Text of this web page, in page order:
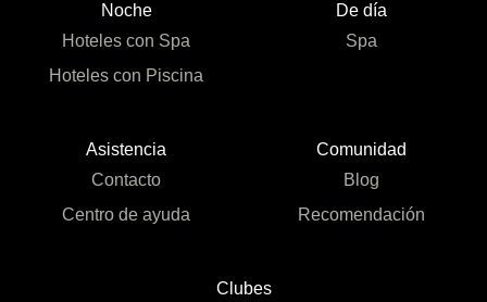
Noche
Hoteles con Spa
Hoteles con Piscina
De día
Spa
Asistencia
Contacto
Centro de ayuda
Comunidad
Blog
Recomendación
Clubes